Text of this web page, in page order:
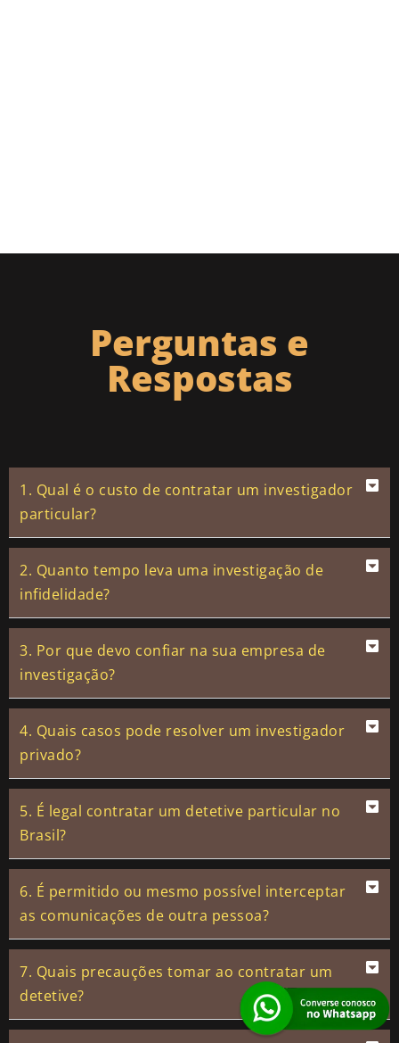
Perguntas e
Respostas
1. Qual é o custo de contratar um investigador
particular?
2. Quanto tempo leva uma investigação de
infidelidade?
3. Por que devo confiar na sua empresa de
investigação?
4. Quais casos pode resolver um investigador
privado?
5. É legal contratar um detetive particular no
Brasil?
6. É permitido ou mesmo possível interceptar
as comunicações de outra pessoa?
7. Quais precauções tomar ao contratar um
detetive?